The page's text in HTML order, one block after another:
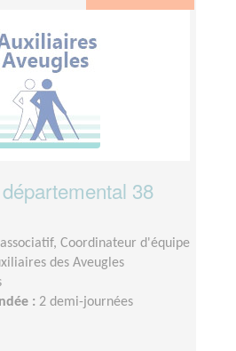
38
associatif, Coordinateur d'équipe
des Aveugles
: 2 demi-journées